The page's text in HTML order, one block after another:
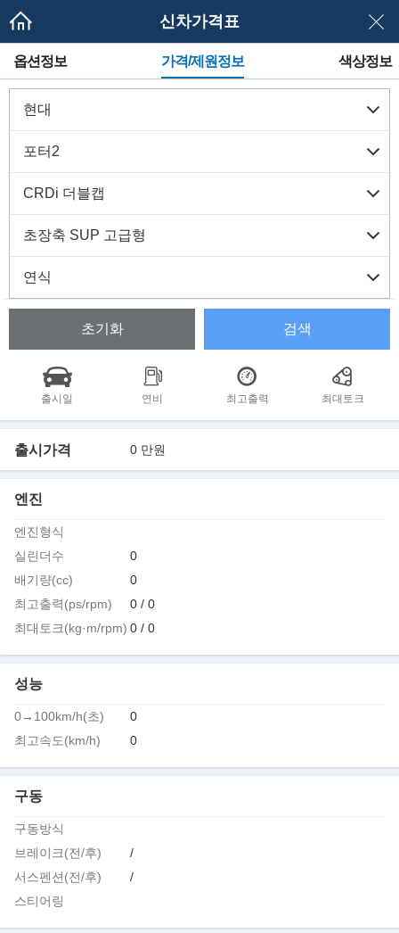
신차가격표
메
뉴
네
이
이
옵션정보 가격/제원정보 색상정보
초기화 검색
출시일 연비 최고출력 최대토크
출시가격 0 만원
엔진
엔진형식
실린더수
0
배기량(cc)
0
최고출력(ps/rpm)
0 / 0
최대토크(kg·m/rpm) 0 / 0
성능
0→100km/h(초)
0
최고속도(km/h)
0
구동
구동방식
브레이크(전/후)
/
서스펜션(전/후)
/
스티어링